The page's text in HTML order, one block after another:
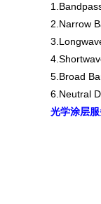
2.Narrow
5.Broad
6.Neutral
光学涂层服